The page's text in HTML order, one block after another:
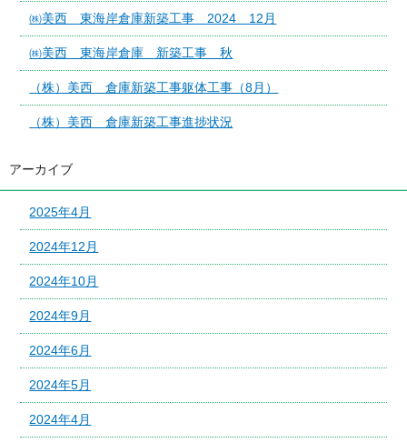
㈱美西 東海岸倉庫新築工事 2024 12月
㈱美西 東海岸倉庫 新築工事 秋
（株）美西 倉庫新築工事躯体工事（8月）
（株）美西 倉庫新築工事進捗状況
アーカイブ
2025年4月
2024年12月
2024年10月
2024年9月
2024年6月
2024年5月
2024年4月